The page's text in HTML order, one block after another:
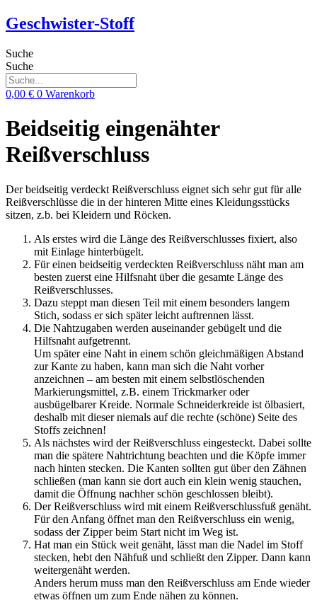
Zum
Inhalt
Geschwister-Stoff
Suche
Suche
0,00 € 0 Warenkorb
Beidseitig eingenähter
Reißverschluss
Der beidseitig verdeckt Reißverschluss eignet sich sehr gut für alle
Reißverschlüsse die in der hinteren Mitte eines Kleidungsstücks
sitzen, z.b. bei Kleidern und Röcken.
Als erstes wird die Länge des Reißverschlusses fixiert, also
mit Einlage hinterbügelt.
Für einen beidseitig verdeckten Reißverschluss näht man am
besten zuerst eine Hilfsnaht über die gesamte Länge des
Reißverschlusses.
Dazu steppt man diesen Teil mit einem besonders langem
Stich, sodass er sich später leicht auftrennen lässt.
Die Nahtzugaben werden auseinander gebügelt und die
Hilfsnaht aufgetrennt.
Um später eine Naht in einem schön gleichmäßigen Abstand
zur Kante zu haben, kann man sich die Naht vorher
anzeichnen – am besten mit einem selbstlöschenden
Markierungsmittel, z.B. einem Trickmarker oder
ausbügelbarer Kreide. Normale Schneiderkreide ist ölbasiert,
deshalb mit dieser niemals auf die rechte (schöne) Seite des
Stoffs zeichnen!
Als nächstes wird der Reißverschluss eingesteckt. Dabei sollte
man die spätere Nahtrichtung beachten und die Köpfe immer
nach hinten stecken. Die Kanten sollten gut über den Zähnen
schließen (man kann sie dort auch ein klein wenig stauchen,
damit die Öffnung nachher schön geschlossen bleibt).
Der Reißverschluss wird mit einem Reißverschlussfuß genäht.
Für den Anfang öffnet man den Reißverschluss ein wenig,
sodass der Zipper beim Start nicht im Weg ist.
Hat man ein Stück weit genäht, lässt man die Nadel im Stoff
stecken, hebt den Nähfuß und schließt den Zipper. Dann kann
weitergenäht werden.
Anders herum muss man den Reißverschluss am Ende wieder
etwas öffnen um zum Ende nähen zu können.